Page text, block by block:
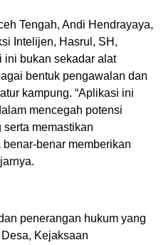
Tengah, Andi Hendrayaya,
Intelijen, Hasrul, SH,
ini bukan sekadar alat
bentuk pengawalan dan
kampung. “Aplikasi ini
mencegah potensi
memastikan
benar memberikan
penerangan hukum yang
Kejaksaan